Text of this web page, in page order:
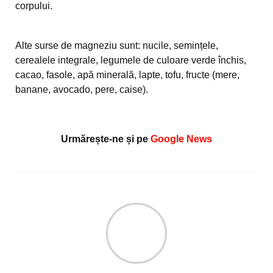
corpului.
Alte surse de magneziu sunt: nucile, semințele,
cerealele integrale, legumele de culoare verde închis,
cacao, fasole, apă minerală, lapte, tofu, fructe (mere,
banane, avocado, pere, caise).
Urmărește-ne și pe Google News